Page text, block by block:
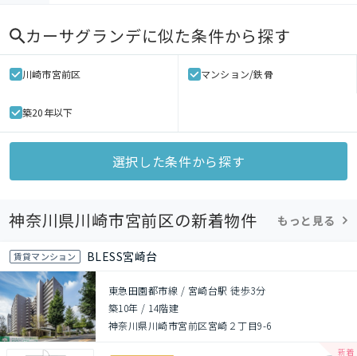
カーサグランデに似た条件から探す
川崎市宮前区 マンション/鉄骨
築20年以下
選択した条件から探す
神奈川県川崎市宮前区の新着物件 もっと見る
賃貸マンション BLESS宮崎台
東急田園都市線 / 宮崎台駅 徒歩3分
築10年 / 14階建
神奈川県川崎市宮前区宮崎２丁目9-6